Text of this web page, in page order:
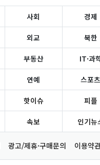
사회 경제
외교 북한
부동산 IT·과
연예 스포츠
핫이슈 피플
속보 인기뉴
광고/제휴·구매문의 이용약